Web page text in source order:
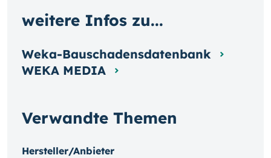
Verwandte Themen
Hersteller/Anbieter
weitere Infos zu...
Weka-Bauschadensdatenbank
WEKA MEDIA